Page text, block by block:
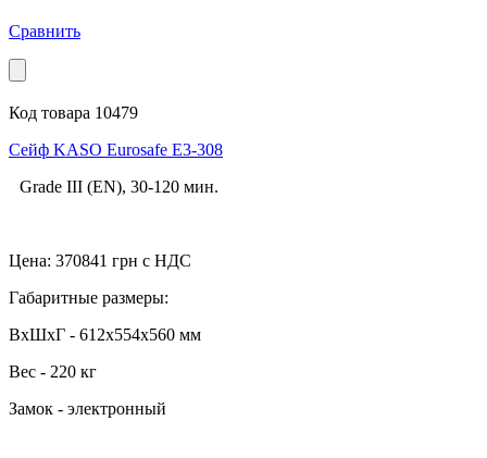
Сравнить
Код товара 10479
Сейф KASO Eurosafe E3-308
Grade III (EN), 30-120 мин.
Цена: 370841 грн с НДС
Габаритные размеры:
ВхШхГ - 612x554x560 мм
Вес - 220 кг
Замок - электронный